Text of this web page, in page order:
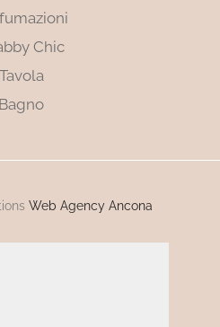
Chic
Tavola
Bagno
Web Agency Ancona